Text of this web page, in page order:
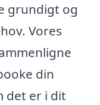
grundigt og
Vores
din
det er i dit